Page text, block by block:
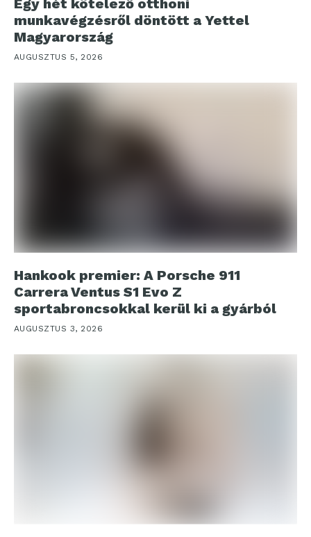
Egy hét kötelező otthoni
munkavégzésről döntött a Yettel
Magyarország
AUGUSZTUS 5, 2026
Hankook premier: A Porsche 911
Carrera Ventus S1 Evo Z
sportabroncsokkal kerül ki a gyárból
AUGUSZTUS 3, 2026